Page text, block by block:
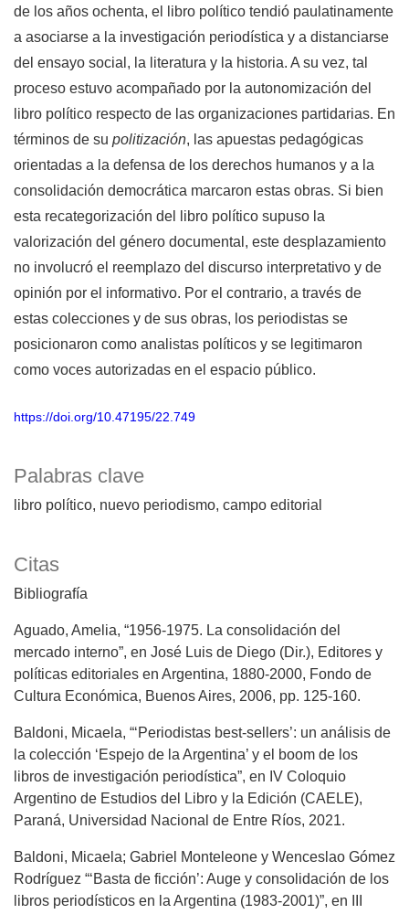
Palabras clave
libro político nuevo periodismo campo editorial
de los años ochenta, el libro político tendió paulatinamente
a asociarse a la investigación periodística y a distanciarse
del ensayo social, la literatura y la historia. A su vez, tal
proceso estuvo acompañado por la autonomización del
libro político respecto de las organizaciones partidarias. En
términos de su politización, las apuestas pedagógicas
orientadas a la defensa de los derechos humanos y a la
consolidación democrática marcaron estas obras. Si bien
esta recategorización del libro político supuso la
valorización del género documental, este desplazamiento
no involucró el reemplazo del discurso interpretativo y de
opinión por el informativo. Por el contrario, a través de
estas colecciones y de sus obras, los periodistas se
posicionaron como analistas políticos y se legitimaron
como voces autorizadas en el espacio público.
https://doi.org/10.47195/22.749
Citas
Bibliografía
Aguado, Amelia, “1956-1975. La consolidación del
mercado interno”, en José Luis de Diego (Dir.), Editores y
políticas editoriales en Argentina, 1880-2000, Fondo de
Cultura Económica, Buenos Aires, 2006, pp. 125-160.
Baldoni, Micaela, “‘Periodistas best-sellers’: un análisis de
la colección ‘Espejo de la Argentina’ y el boom de los
libros de investigación periodística”, en IV Coloquio
Argentino de Estudios del Libro y la Edición (CAELE),
Paraná, Universidad Nacional de Entre Ríos, 2021.
Baldoni, Micaela; Gabriel Monteleone y Wenceslao Gómez
Rodríguez “‘Basta de ficción’: Auge y consolidación de los
libros periodísticos en la Argentina (1983-2001)”, en III